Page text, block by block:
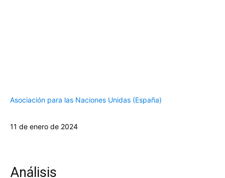
Asociación para las Naciones Unidas (España)
11 de enero de 2024
Análisis